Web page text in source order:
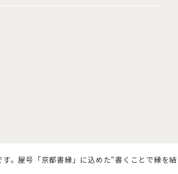
。屋号「京都書縁」に込めた“書くことで縁を結